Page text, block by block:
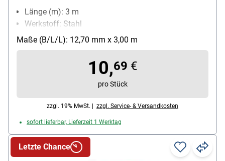
Länge (m): 3 m
Werkstoff: Stahl
Maße (B/L/L): 12,70 mm x 3,00 m
10,69 €
pro Stück
zzgl. 19% MwSt. | zzgl. Service- & Versandkosten
sofort lieferbar, Lieferzeit 1 Werktag
Letzte Chance